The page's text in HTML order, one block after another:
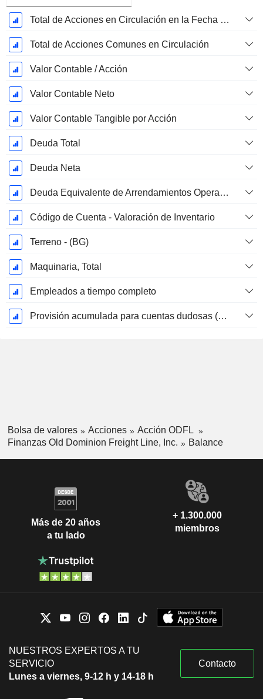
Total de Acciones en Circulación en la Fecha de Presentación
Total de Acciones Comunes en Circulación
Valor Contable / Acción
Valor Contable Neto
Valor Contable Tangible por Acción
Deuda Total
Deuda Neta
Deuda Equivalente de Arrendamientos Operativos
Código de Cuenta - Valoración de Inventario
Terreno - (BG)
Maquinaria, Total
Empleados a tiempo completo
Provisión acumulada para cuentas dudosas (Suplemento)
Bolsa de valores Acciones
Acción ODFL
Finanzas Old Dominion Freight Line, Inc.
Balance
Más de 20 años
a tu lado
+ 1.300.000
miembros
NUESTROS EXPERTOS A TU
SERVICIO
Lunes a viernes, 9-12 h y 14-18 h
Contacto